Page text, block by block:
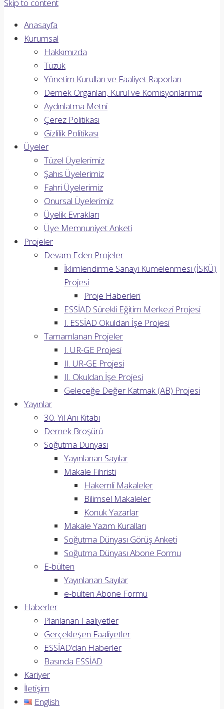
Skip to content
Anasayfa
Kurumsal
Hakkımızda
Tüzük
Yönetim Kurulları ve Faaliyet Raporları
Dernek Organları, Kurul ve Komisyonlarımız
Aydınlatma Metni
Çerez Politikası
Gizlilik Politikası
Üyeler
Tüzel Üyelerimiz
Şahıs Üyelerimiz
Fahri Üyelerimiz
Onursal Üyelerimiz
Üyelik Evrakları
Üye Memnuniyet Anketi
Projeler
Devam Eden Projeler
İklimlendirme Sanayi Kümelenmesi (İSKÜ)
Projesi
Proje Haberleri
ESSİAD Sürekli Eğitim Merkezi Projesi
I. ESSİAD Okuldan İşe Projesi
Tamamlanan Projeler
I. UR-GE Projesi
II. UR-GE Projesi
II. Okuldan İşe Projesi
Geleceğe Değer Katmak (AB) Projesi
Yayınlar
30. Yıl Anı Kitabı
Dernek Broşürü
Soğutma Dünyası
Yayınlanan Sayılar
Makale Fihristi
Hakemli Makaleler
Bilimsel Makaleler
Konuk Yazarlar
Makale Yazım Kuralları
Soğutma Dünyası Görüş Anketi
Soğutma Dünyası Abone Formu
E-bülten
Yayınlanan Sayılar
e-bülten Abone Formu
Haberler
Planlanan Faaliyetler
Gerçekleşen Faaliyetler
ESSİAD’dan Haberler
Basında ESSİAD
Kariyer
İletişim
English